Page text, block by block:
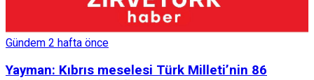
Gündem 2 hafta önce
Yayman: Kıbrıs meselesi Türk Milleti’nin 86